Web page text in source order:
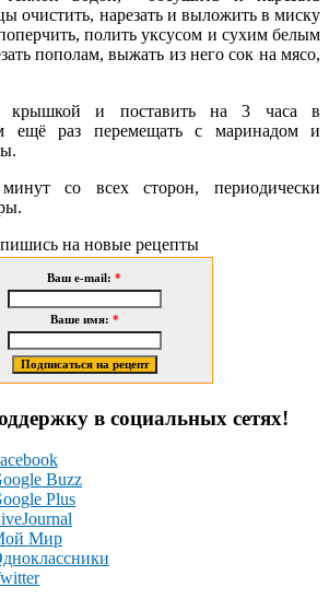
очистить, нарезать и выложить в миску
полить уксусом и сухим белым
пополам, выжать из него сок на мясо,
крышкой и поставить на 3 часа в
ещё раз перемещать с маринадом и
со всех сторон, периодически
на новые рецепты
Ваш e-mail: *
Ваше имя: *
в социальных сетях!